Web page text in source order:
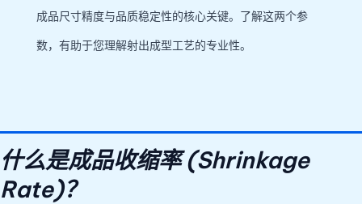
成品尺寸精度与品质稳定性的核心关键。了解这两个参
数，有助于您理解射出成型工艺的专业性。
什么是成品收缩率 (Shrinkage
Rate)？